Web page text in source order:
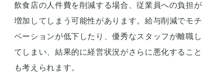
飲食店の人件費を削減する場合、従業員への負担が
増加してしまう可能性があります。給与削減でモチ
ベーションが低下したり、優秀なスタッフが離職し
てしまい、結果的に経営状況がさらに悪化すること
も考えられます。